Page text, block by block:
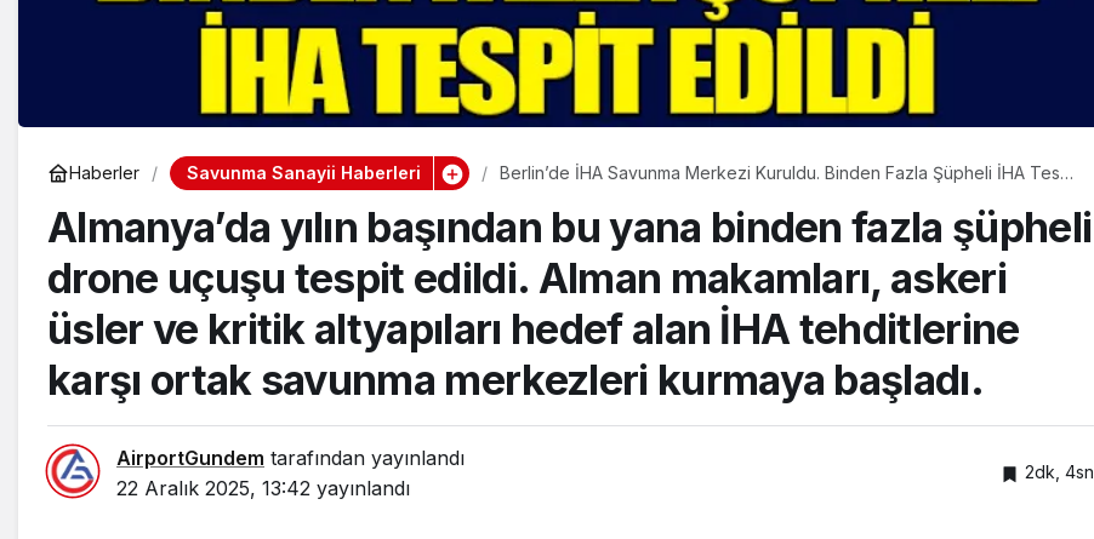
Haberler Savunma Sanayii Haberleri
Berlin’de İHA Savunma Merkezi Kuruldu. Binden Fazla Şüpheli İHA Tespit
Almanya’da yılın başından bu yana binden fazla şüpheli
drone uçuşu tespit edildi. Alman makamları, askeri
üsler ve kritik altyapıları hedef alan İHA tehditlerine
karşı ortak savunma merkezleri kurmaya başladı.
AirportGundem tarafından yayınlandı
22 Aralık 2025, 13:42 yayınlandı
2dk, 4sn